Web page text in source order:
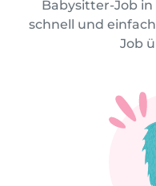
Babysitter-Job
schnell und
Job